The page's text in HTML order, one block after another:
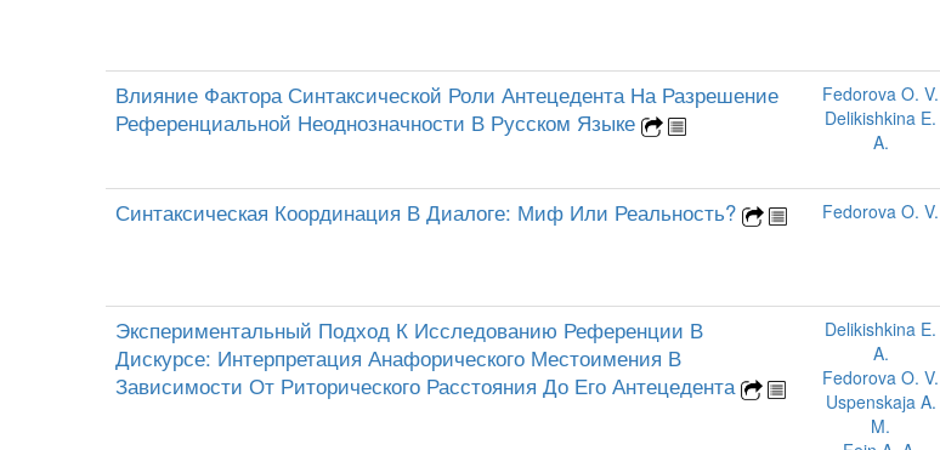
Влияние Фактора Синтаксической Роли Антецедента На Разрешение
Референциальной Неоднозначности В Русском Языке
Fedorova O. V.
Delikishkina E.
A.
Синтаксическая Координация В Диалоге: Миф Или Реальность? Fedorova O. V.
Экспериментальный Подход К Исследованию Референции В
Дискурсе: Интерпретация Анафорического Местоимения В
Зависимости От Риторического Расстояния До Его Антецедента
Delikishkina E.
A.
Fedorova O. V.
Uspenskaja A.
M.